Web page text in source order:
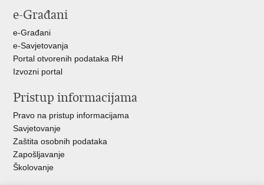
FacebookuTwitteru
e-Građani
e-Građani
e-Savjetovanja
Portal otvorenih podataka RH
Izvozni portal
Pristup informacijama
Pravo na pristup informacijama
Savjetovanje
Zaštita osobnih podataka
Zapošljavanje
Školovanje